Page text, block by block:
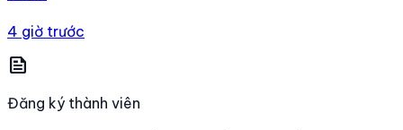
4 giờ trước
news
Đăng ký thành viên